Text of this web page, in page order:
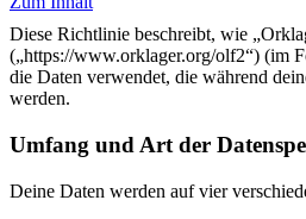
Diese Richtlinie beschreibt, wie
(„https://www.orklager.org/olf2“) (im
die Daten verwendet, die während
werden.
Umfang und Art der
Deine Daten werden auf vier